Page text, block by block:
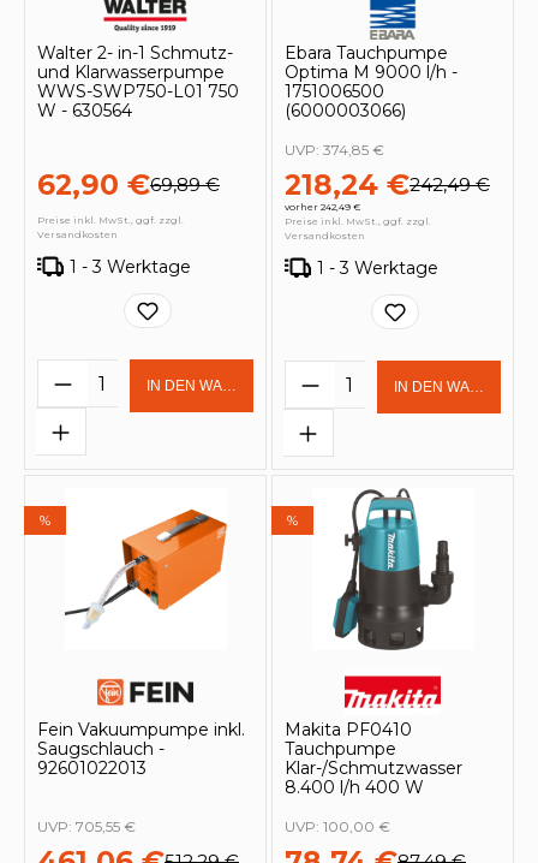
Walter 2- in-1 Schmutz-
und Klarwasserpumpe
WWS-SWP750-L01 750
W - 630564
62,90 €69,89 €
Preise inkl. MwSt., ggf. zzgl.
Versandkosten
1 - 3 Werktage
Produkt Anzahl: Gib den
IN DEN WARENKORB
Ebara Tauchpumpe
Optima M 9000 l/h -
1751006500
(6000003066)
218,24 €242,49 €
vorher 242,49 €
UVP: 374,85 €
Preise inkl. MwSt., ggf. zzgl.
Versandkosten
1 - 3 Werktage
Produkt Anzahl:
IN DEN
%
Fein Vakuumpumpe inkl.
Saugschlauch -
92601022013
UVP: 705,55 €
%
Makita PF0410
Tauchpumpe
Klar-/Schmutzwasser
8.400 l/h 400 W
UVP: 100,00 €